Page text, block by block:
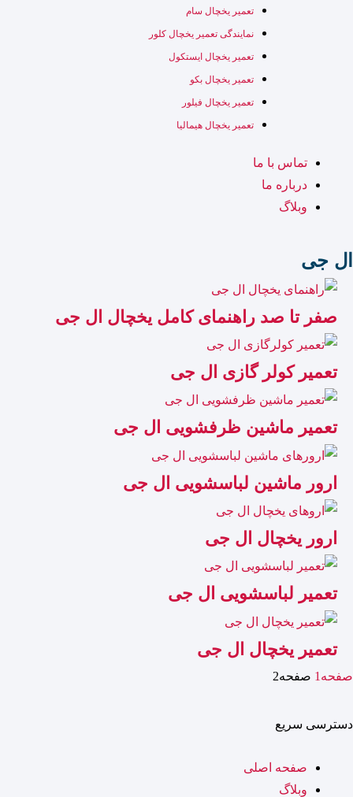
تعمیر یخچال سام
نمایندگی تعمیر یخچال کلور
تعمیر یخچال ایستکول
تعمیر یخچال بکو
تعمیر یخچال فیلور
تعمیر یخچال هیمالیا
تماس با ما
درباره ما
وبلاگ
ال جی
صفر تا صد راهنمای کامل یخچال ال جی
تعمیر کولر گازی ال جی
تعمیر ماشین ظرفشویی ال جی
ارور ماشین لباسشویی ال جی
ارور یخچال ال جی
تعمیر لباسشویی ال جی
تعمیر یخچال ال جی
صفحه 1 صفحه2
دسترسی سریع
صفحه اصلی
وبلاگ